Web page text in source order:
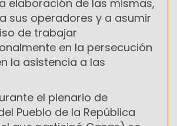
elaboración de las mismas,
sus operadores y a asumir
de trabajar
en la persecución
la asistencia a las
el plenario de
Pueblo de la República